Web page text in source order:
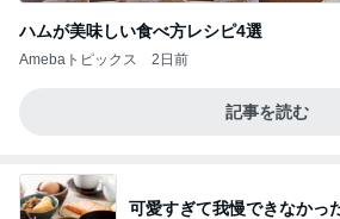
ハムが美味しい食べ方レシピ4選
Amebaトピックス 2日前
記事を読む
可愛すぎて我慢できなかっ